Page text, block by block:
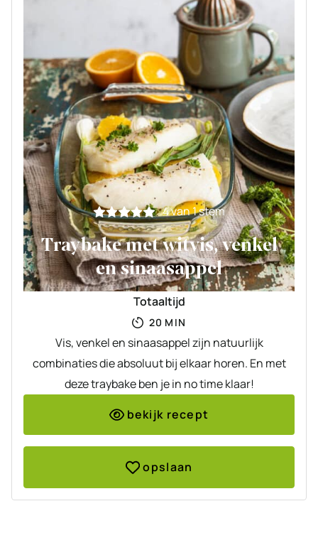
4van 1 stem
Traybake met witvis, venkel
en sinaasappel
Totaaltijd
20 MINUTEN
MIN
Vis, venkel en sinaasappel zijn natuurlijk
combinaties die absoluut bij elkaar horen. En met
deze traybake ben je in no time klaar!
bekijk recept
opslaan